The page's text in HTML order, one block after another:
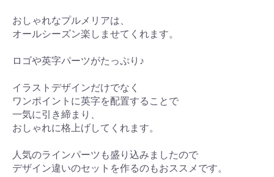
おしゃれなプルメリアは、
オールシーズン楽しませてくれます。
ロゴや英字パーツがたっぷり♪
イラストデザインだけでなく
ワンポイントに英字を配置することで
一気に引き締まり、
おしゃれに格上げしてくれます。
人気のラインパーツも盛り込みましたので
デザイン違いのセットを作るのもおススメです。